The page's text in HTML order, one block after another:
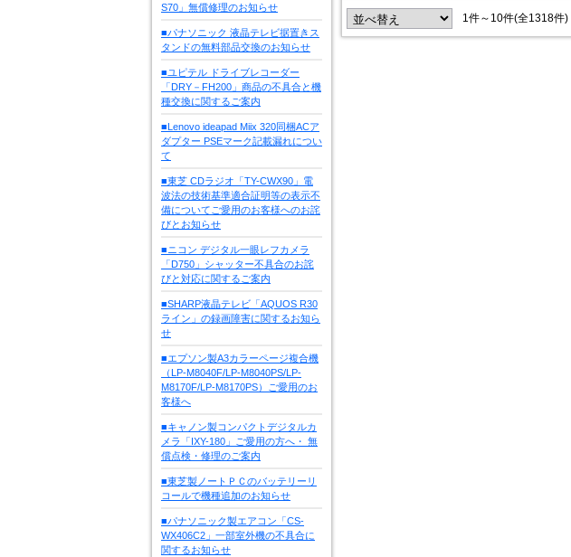
S70」無償修理のお知らせ
■パナソニック 液晶テレビ据置きス
タンドの無料部品交換のお知らせ
■ユピテル ドライブレコーダー
「DRY－FH200」商品の不具合と機
種交換に関するご案内
■Lenovo ideapad Miix 320同梱ACア
ダプター PSEマーク記載漏れについ
て
■東芝 CDラジオ「TY-CWX90」電
波法の技術基準適合証明等の表示不
備についてご愛用のお客様へのお詫
びとお知らせ
■ニコン デジタル一眼レフカメラ
「D750」シャッター不具合のお詫
びと対応に関するご案内
■SHARP液晶テレビ「AQUOS R30
ライン」の録画障害に関するお知ら
せ
■エプソン製A3カラーページ複合機
（LP-M8040F/LP-M8040PS/LP-
M8170F/LP-M8170PS）ご愛用のお
客様へ
■キャノン製コンパクトデジタルカ
メラ「IXY-180」ご愛用の方へ・ 無
償点検・修理のご案内
■東芝製ノートＰＣのバッテリーリ
コールで機種追加のお知らせ
■パナソニック製エアコン「CS-
WX406C2」一部室外機の不具合に
関するお知らせ
1件～10件(全1318件)